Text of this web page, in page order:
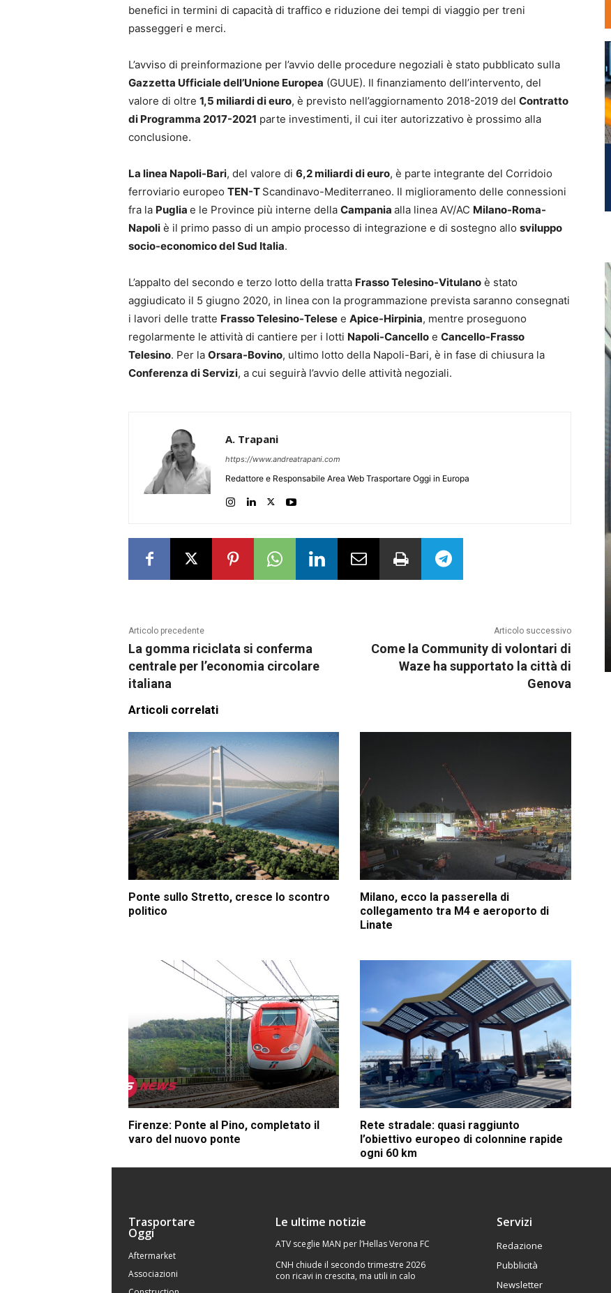
benefici in termini di capacità di traffico e riduzione dei tempi di viaggio per treni
passeggeri e merci.
L’avviso di preinformazione per l’avvio delle procedure negoziali è stato pubblicato sulla
Gazzetta Ufficiale dell’Unione Europea (GUUE). Il finanziamento dell’intervento, del
valore di oltre 1,5 miliardi di euro, è previsto nell’aggiornamento 2018-2019 del Contratto
di Programma 2017-2021 parte investimenti, il cui iter autorizzativo è prossimo alla
conclusione.
La linea Napoli-Bari, del valore di 6,2 miliardi di euro, è parte integrante del Corridoio
ferroviario europeo TEN-T Scandinavo-Mediterraneo. Il miglioramento delle connessioni
fra la Puglia e le Province più interne della Campania alla linea AV/AC Milano-Roma-
Napoli è il primo passo di un ampio processo di integrazione e di sostegno allo sviluppo
socio-economico del Sud Italia.
L’appalto del secondo e terzo lotto della tratta Frasso Telesino-Vitulano è stato
aggiudicato il 5 giugno 2020, in linea con la programmazione prevista saranno consegnati
i lavori delle tratte Frasso Telesino-Telese e Apice-Hirpinia, mentre proseguono
regolarmente le attività di cantiere per i lotti Napoli-Cancello e Cancello-Frasso
Telesino. Per la Orsara-Bovino, ultimo lotto della Napoli-Bari, è in fase di chiusura la
Conferenza di Servizi, a cui seguirà l’avvio delle attività negoziali.
A. Trapani
https://www.andreatrapani.com
Redattore e Responsabile Area Web Trasportare Oggi in Europa
Articolo precedente
La gomma riciclata si conferma
centrale per l’economia circolare
italiana
Articolo successivo
Come la Community di volontari di
Waze ha supportato la città di
Genova
Articoli correlati
Ponte sullo Stretto, cresce lo scontro
politico
Milano, ecco la passerella di
collegamento tra M4 e aeroporto di
Linate
Firenze: Ponte al Pino, completato il
varo del nuovo ponte
Rete stradale: quasi raggiunto
l’obiettivo europeo di colonnine rapide
ogni 60 km
Trasportare
Oggi
Aftermarket
Associazioni
Le ultime notizie
ATV sceglie MAN per l’Hellas Verona FC
CNH chiude il secondo trimestre 2026
con ricavi in crescita, ma utili in calo
Servizi
Redazione
Pubblicità
Newsletter